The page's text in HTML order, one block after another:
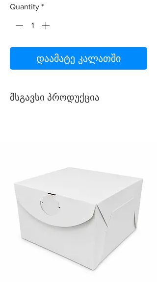
Quantity *
დაამატე კალათში
მსგავსი პროდუქცია